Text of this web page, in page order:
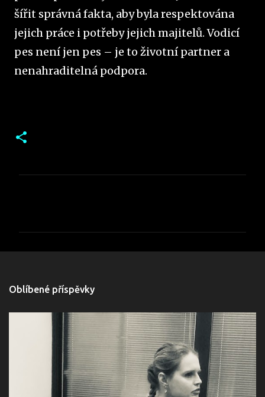
šířit správná fakta, aby byla respektována
jejich práce i potřeby jejich majitelů. Vodicí
pes není jen pes – je to životní partner a
nenahraditelná podpora.
o
m
e
Oblíbené příspěvky